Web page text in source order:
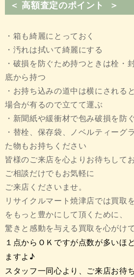
＜ 高額査定のポイント ＞
・箱も綺麗にとっておく
・汚れは拭いて綺麗にする
・破損を防ぐため持つときは栓・
底から持つ
・お持ち込みの道中は横にされる
場合が有るので立てて運ぶ
・新聞紙や緩衝材で包み破損を防ぐ
・替栓、保存袋、ノベルティーグ
た物もお持ちください
皆様のご来店を心よりお待ちして
ご相談だけでもお気軽に
ご来店くださいませ。
リサイクルマート焼津店では買取
をもっと豊かにして頂くために、
驚きと感動を与える買取を心がけ
１点からＯＫですが点数が多いほ
ますよ♪
スタッフ一同心より、ご来店お待